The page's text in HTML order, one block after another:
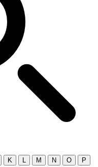
K M N O
P